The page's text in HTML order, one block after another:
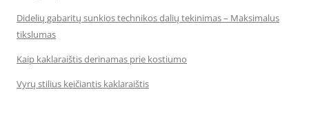
Didelių gabaritų sunkios technikos dalių tekinimas – Maksimalus
tikslumas
Kaip kaklaraištis derinamas prie kostiumo
Vyrų stilius keičiantis kaklaraištis